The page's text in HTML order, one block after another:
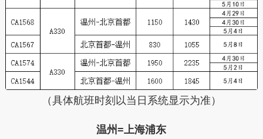
（具体航班时刻以当日系统显示为准）
温州=上海浦东